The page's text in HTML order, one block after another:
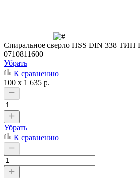
Cпиральное сверло HSS DIN 338 ТИП
0710811600
Убрать
К сравнению
100 x 1 635 р.
Убрать
К сравнению